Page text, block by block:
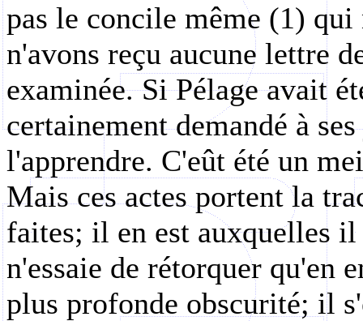
pas le concile même (1) qui
n'avons reçu aucune lettre
examinée. Si Pélage avait
certainement demandé à
l'apprendre. C'eût été un
Mais ces actes portent la
faites; il en est auxquelles
n'essaie de rétorquer qu'en
plus profonde obscurité; il